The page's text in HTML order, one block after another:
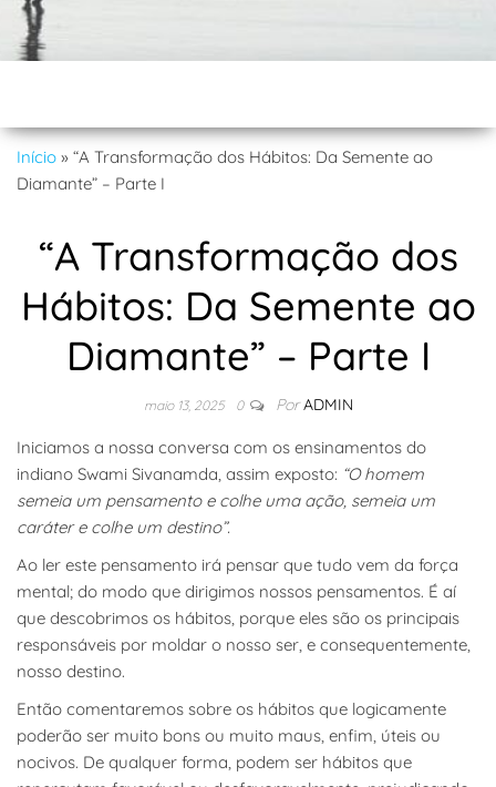
Início » “A Transformação dos Hábitos: Da Semente ao
Diamante” – Parte I
“A Transformação dos
Hábitos: Da Semente ao
Diamante” – Parte I
maio 13, 2025 0 Por ADMIN
Iniciamos a nossa conversa com os ensinamentos do
indiano Swami Sivanamda, assim exposto: “O homem
semeia um pensamento e colhe uma ação, semeia um
caráter e colhe um destino”.
Ao ler este pensamento irá pensar que tudo vem da força
mental; do modo que dirigimos nossos pensamentos. É aí
que descobrimos os hábitos, porque eles são os principais
responsáveis por moldar o nosso ser, e consequentemente,
nosso destino.
Então comentaremos sobre os hábitos que logicamente
poderão ser muito bons ou muito maus, enfim, úteis ou
nocivos. De qualquer forma, podem ser hábitos que